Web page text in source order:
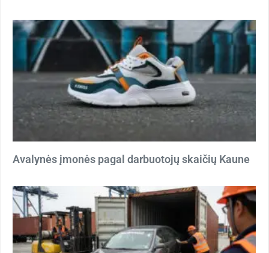
Avalynės įmonės pagal darbuotojų skaičių Kaune